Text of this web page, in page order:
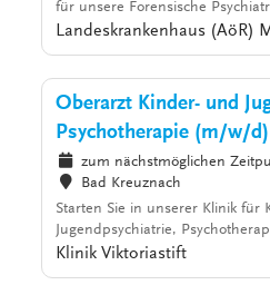
für unsere Forensische
Landeskrankenhaus (AöR)
Oberarzt Kinder- und
Psychotherapie (m/w/d)
zum nächstmöglichen
Bad Kreuznach
Starten Sie in unserer Klinik für
Jugendpsychiatrie,
Klinik Viktoriastift